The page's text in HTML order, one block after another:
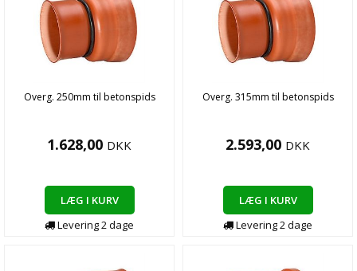
Overg. 250mm til betonspids
1.628,00 DKK
LÆG I KURV
Levering2dage
Overg. 315mm til betonspids
2.593,00 DKK
LÆG I KURV
Levering2dage